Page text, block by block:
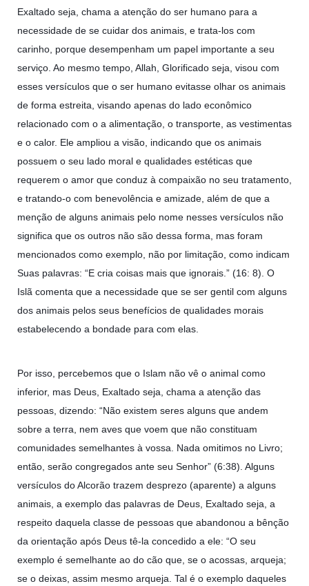
Exaltado seja, chama a atenção do ser humano para a
necessidade de se cuidar dos animais, e trata-los com
carinho, porque desempenham um papel importante a seu
serviço. Ao mesmo tempo, Allah, Glorificado seja, visou com
esses versículos que o ser humano evitasse olhar os animais
de forma estreita, visando apenas do lado econômico
relacionado com o a alimentação, o transporte, as vestimentas
e o calor. Ele ampliou a visão, indicando que os animais
possuem o seu lado moral e qualidades estéticas que
requerem o amor que conduz à compaixão no seu tratamento,
e tratando-o com benevolência e amizade, além de que a
menção de alguns animais pelo nome nesses versículos não
significa que os outros não são dessa forma, mas foram
mencionados como exemplo, não por limitação, como indicam
Suas palavras: “E cria coisas mais que ignorais.” (16: 8). O
Islã comenta que a necessidade que se ser gentil com alguns
dos animais pelos seus benefícios de qualidades morais
estabelecendo a bondade para com elas.
Por isso, percebemos que o Islam não vê o animal como
inferior, mas Deus, Exaltado seja, chama a atenção das
pessoas, dizendo: “Não existem seres alguns que andem
sobre a terra, nem aves que voem que não constituam
comunidades semelhantes à vossa. Nada omitimos no Livro;
então, serão congregados ante seu Senhor” (6:38). Alguns
versículos do Alcorão trazem desprezo (aparente) a alguns
animais, a exemplo das palavras de Deus, Exaltado seja, a
respeito daquela classe de pessoas que abandonou a bênção
da orientação após Deus tê-la concedido a ele: “O seu
exemplo é semelhante ao do cão que, se o acossas, arqueja;
se o deixas, assim mesmo arqueja. Tal é o exemplo daqueles